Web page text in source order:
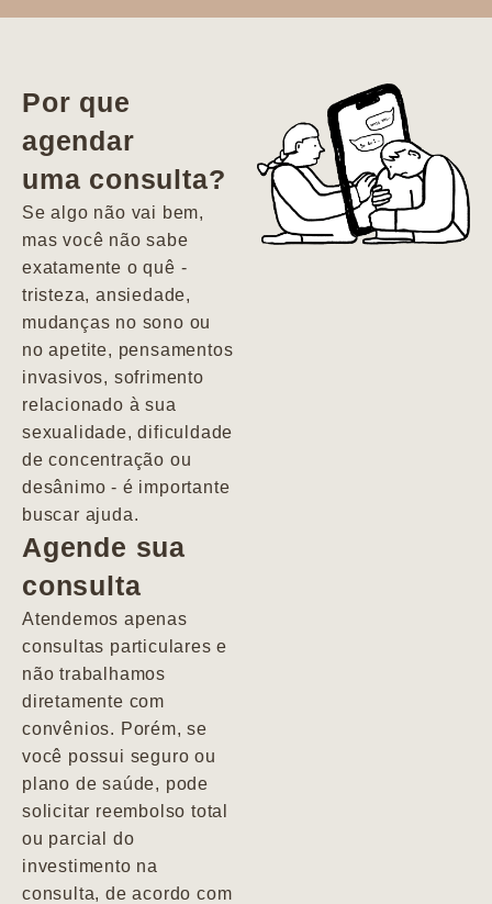
vida. Ela me
encontrou num
estado misto de
depressão e
agitação com
pensamentos
Por que
agendar
uma consulta?
Se algo não vai bem,
mas você não sabe
exatamente o quê -
tristeza, ansiedade,
mudanças no sono ou
no apetite, pensamentos
invasivos, sofrimento
relacionado à sua
sexualidade, dificuldade
de concentração ou
desânimo - é importante
buscar ajuda.
Agende sua
consulta
Atendemos apenas
consultas particulares e
não trabalhamos
diretamente com
convênios. Porém, se
você possui seguro ou
plano de saúde, pode
solicitar reembolso total
ou parcial do
investimento na
consulta, de acordo com